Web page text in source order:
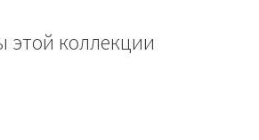
этой коллекции